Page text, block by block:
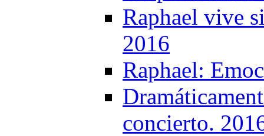
Raphael vive
2016
Raphael:
concierto.